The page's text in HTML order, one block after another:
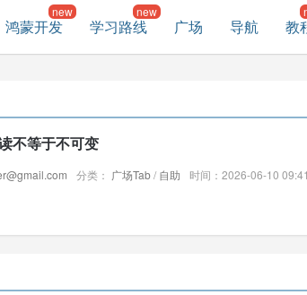
鸿蒙开发 学习路线 广场 导航 教
不等于不可变
分类： 广场Tab/ 自助
时间：2026-06-10 09:41